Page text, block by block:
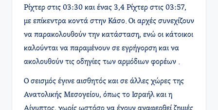
Ρίχτερ στις 03:30 και ένας 3,4 Ρίχτερ στις 03:57,
με επίκεντρα κοντά στην Κάσο. Οι αρχές συνεχίζουν
να παρακολουθούν την κατάσταση, ενώ οι κάτοικοι
καλούνται να παραμένουν σε εγρήγορση και να
ακολουθούν τις οδηγίες των αρμόδιων φορέων .
Ο σεισμός έγινε αισθητός και σε άλλες χώρες της
Ανατολικής Μεσογείου, όπως το Ισραήλ και η